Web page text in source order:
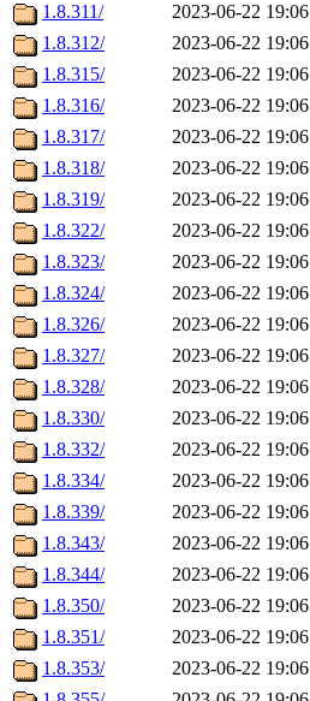
1.8.311/
2023-06-22 19:06
1.8.312/
2023-06-22 19:06
1.8.315/
2023-06-22 19:06
1.8.316/
2023-06-22 19:06
1.8.317/
2023-06-22 19:06
1.8.318/
2023-06-22 19:06
1.8.319/
2023-06-22 19:06
1.8.322/
2023-06-22 19:06
1.8.323/
2023-06-22 19:06
1.8.324/
2023-06-22 19:06
1.8.326/
2023-06-22 19:06
1.8.327/
2023-06-22 19:06
1.8.328/
2023-06-22 19:06
1.8.330/
2023-06-22 19:06
1.8.332/
2023-06-22 19:06
1.8.334/
2023-06-22 19:06
1.8.339/
2023-06-22 19:06
1.8.343/
2023-06-22 19:06
1.8.344/
2023-06-22 19:06
1.8.350/
2023-06-22 19:06
1.8.351/
2023-06-22 19:06
1.8.353/
2023-06-22 19:06